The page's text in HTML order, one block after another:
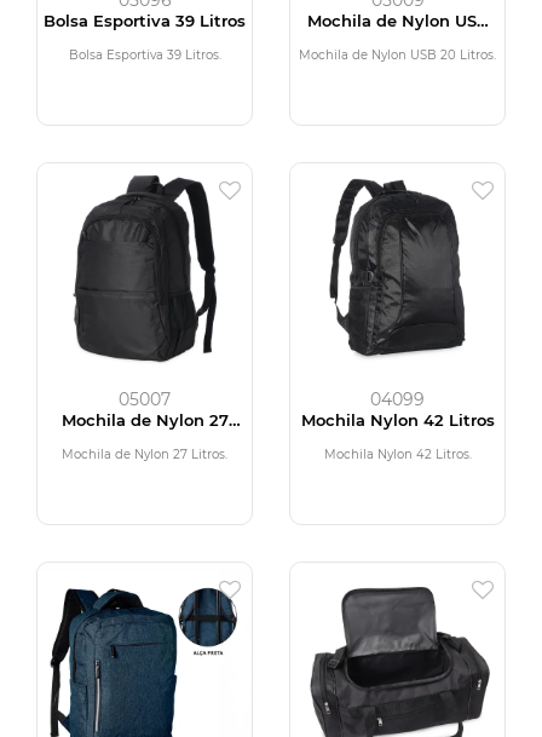
Bolsa Esportiva 39 Litros
Bolsa Esportiva 39 Litros.
Mochila de Nylon USB
Mochila de Nylon USB 20 Litros.
05007
Mochila de Nylon 27
Mochila de Nylon 27 Litros.
04099
Mochila Nylon 42 Litros
Mochila Nylon 42 Litros.